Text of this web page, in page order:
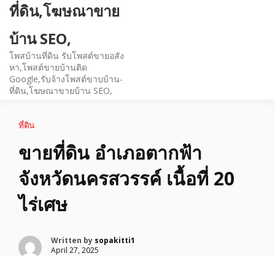
ที่ดิน,โฆษณาขาย
บ้าน SEO,
โพสบ้านที่ดิน รับโพสต์ขายอสัง
หา,โพสต์ขายบ้านติด
Google,รับจ้างโพสต์ขาบบ้าน-
ที่ดิน,โฆษณาขายบ้าน SEO,
ที่ดิน
ขายที่ดิน อำเภอตากฟ้า
จังหวัดนครสวรรค์ เนื้อที่ 20
ไร่เศษ
Written by sopakitti1
April 27, 2025